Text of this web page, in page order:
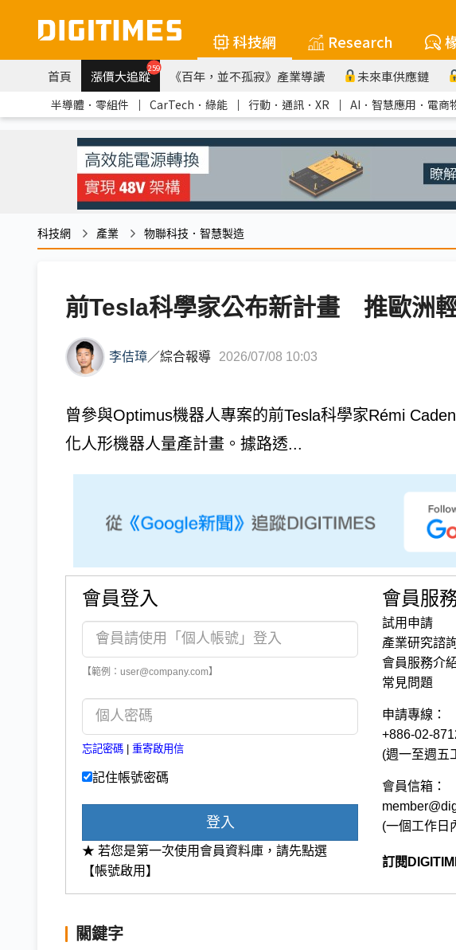
科技網 Research
首頁 漲價大追蹤259 《百年，並不孤寂》產業導讀 未來車供應鏈
半導體．零組件 ｜ CarTech．綠能 ｜ 行動．通訊．XR ｜ AI．智慧應用．電商
科技網 產業 物聯科技．智慧製造
前Tesla科學家公布新計畫 推歐洲
李佶璋／綜合報導 2026/07/08 10:03
曾參與Optimus機器人專案的前Tesla科學家Rémi
化人形機器人量產計畫。據路透...
會員登入
【範例：user@company.com】
忘記密碼 重寄啟用信
記住帳號密碼
登入
★ 若您是第一次使用會員資料庫，請先點選
【帳號啟用】
會員服
試用申請
產業研究諮
會員服務介
常見問題
申請專線：
+886-02-
(週一至週五
會員信箱：
(一個工作日
訂閱
關鍵字